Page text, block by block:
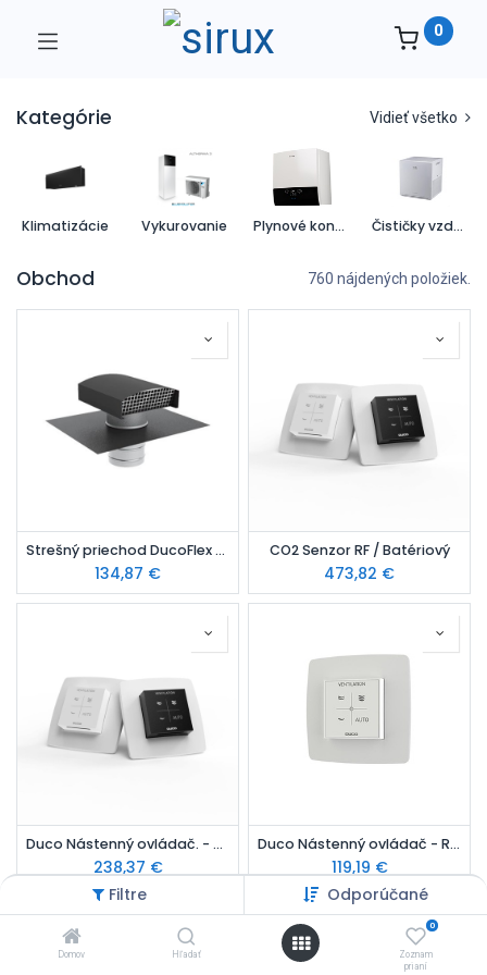
Filtre Odporúčané
Domov Hľadať
0
Zoznam
prianí
0
Kategórie Vidieť všetko
Klimatizácie Vykurovanie Plynové kondenzačné kotly Čističky vzduchu
Obchod 760 nájdených položiek.
Strešný priechod DucoFlex Compact D160 – bridlica
134,87 €
CO2 Senzor RF / Batériový
473,82 €
Duco Nástenný ovládač. - RF/ Káblový - biely
238,37 €
Duco Nástenný ovládač - RF / Batérie - biely
119,19 €